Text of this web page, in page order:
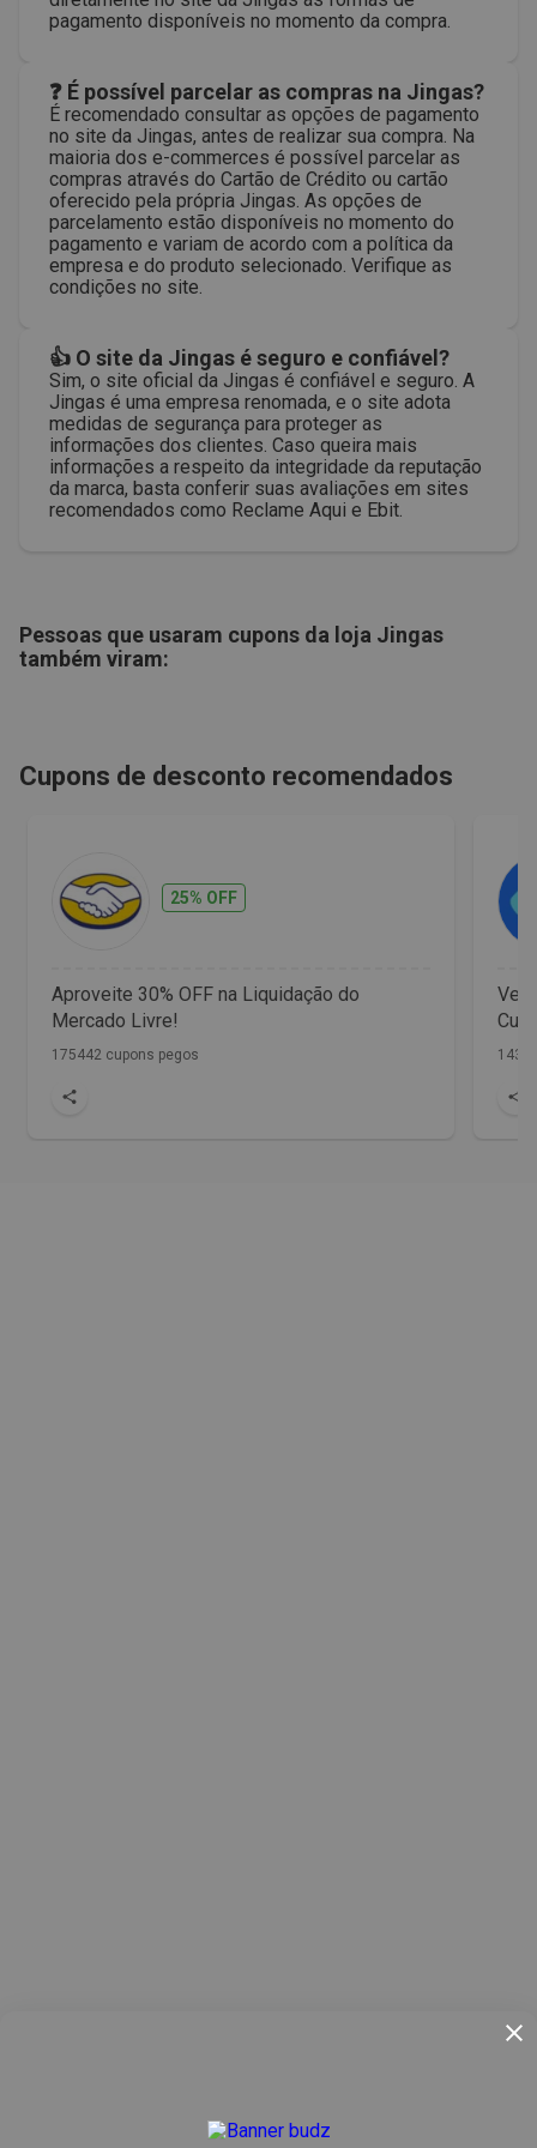
pagamento disponíveis no momento da compra.
❓ É possível parcelar as compras na Jingas?
É recomendado consultar as opções de pagamento
no site da Jingas, antes de realizar sua compra. Na
maioria dos e-commerces é possível parcelar as
compras através do Cartão de Crédito ou cartão
oferecido pela própria Jingas. As opções de
parcelamento estão disponíveis no momento do
pagamento e variam de acordo com a política da
empresa e do produto selecionado. Verifique as
condições no site.
👍 O site da Jingas é seguro e confiável?
Sim, o site oficial da Jingas é confiável e seguro. A
Jingas é uma empresa renomada, e o site adota
medidas de segurança para proteger as
informações dos clientes. Caso queira mais
informações a respeito da integridade da reputação
da marca, basta conferir suas avaliações em sites
recomendados como Reclame Aqui e Ebit.
Pessoas que usaram cupons da loja Jingas
também viram:
Cupons de desconto recomendados
25% OFF
Aproveite 30% OFF na Liquidação do
Mercado Livre!
175442 cupons pegos
Vet
1436